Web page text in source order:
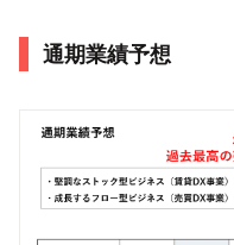
通期業績予想